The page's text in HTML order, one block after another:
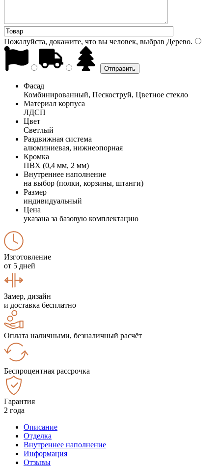
Пожалуйста, докажите, что вы человек, выбрав Дерево.
Фасад
Комбинированный, Пескоструй, Цветное стекло
Материал корпуса
ЛДСП
Цвет
Светлый
Раздвижная система
алюминиевая, нижнеопорная
Кромка
ПВХ (0,4 мм, 2 мм)
Внутреннее наполнение
на выбор (полки, корзины, штанги)
Размер
индивидуальный
Цена
указана за базовую комплектацию
Изготовление
от 5 дней
Замер, дизайн
и доставка бесплатно
Оплата наличными, безналичный расчёт
Беспроцентная рассрочка
Гарантия
2 года
Описание
Отделка
Внутреннее наполнение
Информация
Отзывы